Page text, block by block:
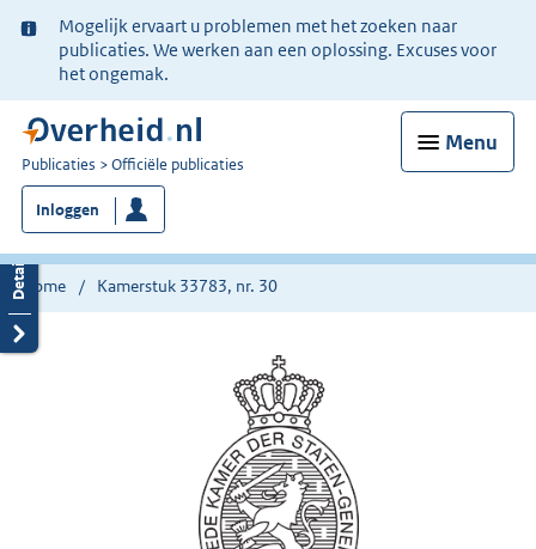
Ter
informatie:
Mogelijk ervaart u problemen met het zoeken naar
publicaties. We werken aan een oplossing. Excuses voor
het ongemak.
Menu
U
bent
nu
hier:
Publicaties Officiële publicaties
Inloggen
Home Kamerstuk 33783, nr. 30